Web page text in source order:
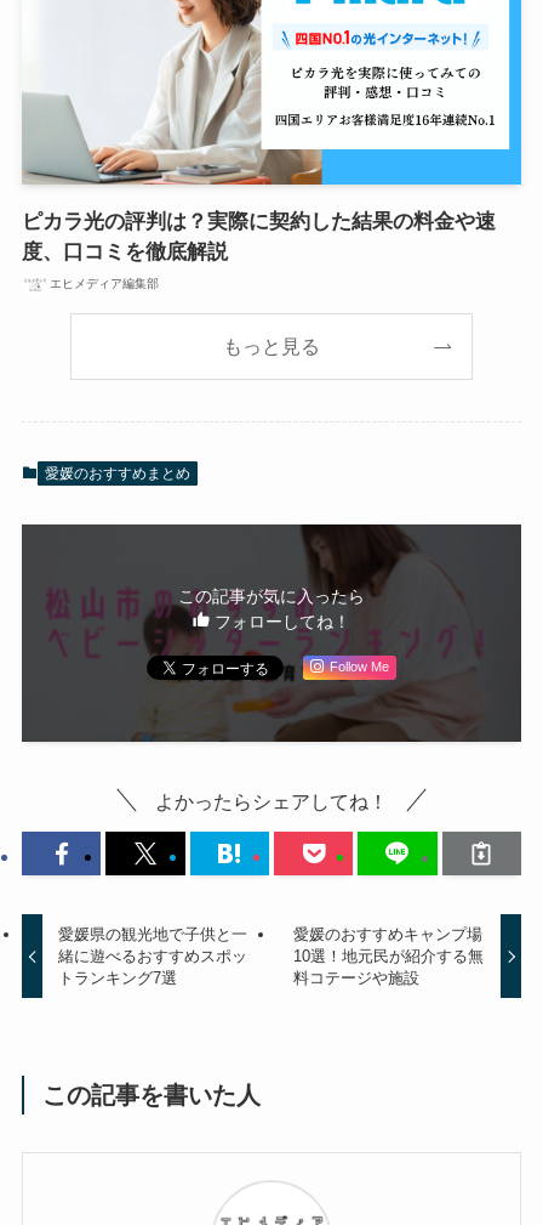
ピカラ光の評判は？実際に契約した結果の料金や速
度、口コミを徹底解説
エヒメディア編集部
もっと見る
愛媛のおすすめまとめ
この記事が気に入ったら
フォローしてね！
Follow Me
よかったらシェアしてね！
愛媛県の観光地で子供と一
緒に遊べるおすすめスポッ
トランキング7選
愛媛のおすすめキャンプ場
10選！地元民が紹介する無
料コテージや施設
この記事を書いた人